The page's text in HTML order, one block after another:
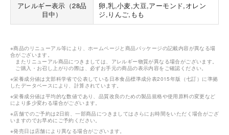
アレルギー表示（28品
目中）
卵,乳,小麦,大豆,アーモンド,オレン
ジ,りんご,もも
※商品のリニューアル等により、ホームページと商品パッケージの記載内容が異なる場
合がございます。
またリニューアル商品につきましては、アレルギー物質が異なる場合がございます。
ご購入・お召し上がりの際は、必ずお手元の商品の表示内容をご確認ください。
※栄養成分値は文部科学省で公表している日本食品標準成分表2015年版（七訂）に準拠
したデータベースにより、計算されています。
※栄養成分値は平均的な数値であり、品質改良のための製品規格や使用原料の変更など
により多少変わる場合がございます。
※店舗でのご予約は2日前、一部商品につきましてはさらにお時間をいただく場合がござ
いますのでお早めにご予約ください。
※発売日は店舗により異なる場合がございます。